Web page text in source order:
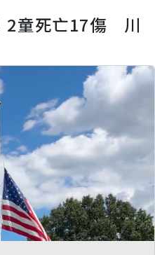
2童死亡17傷 川